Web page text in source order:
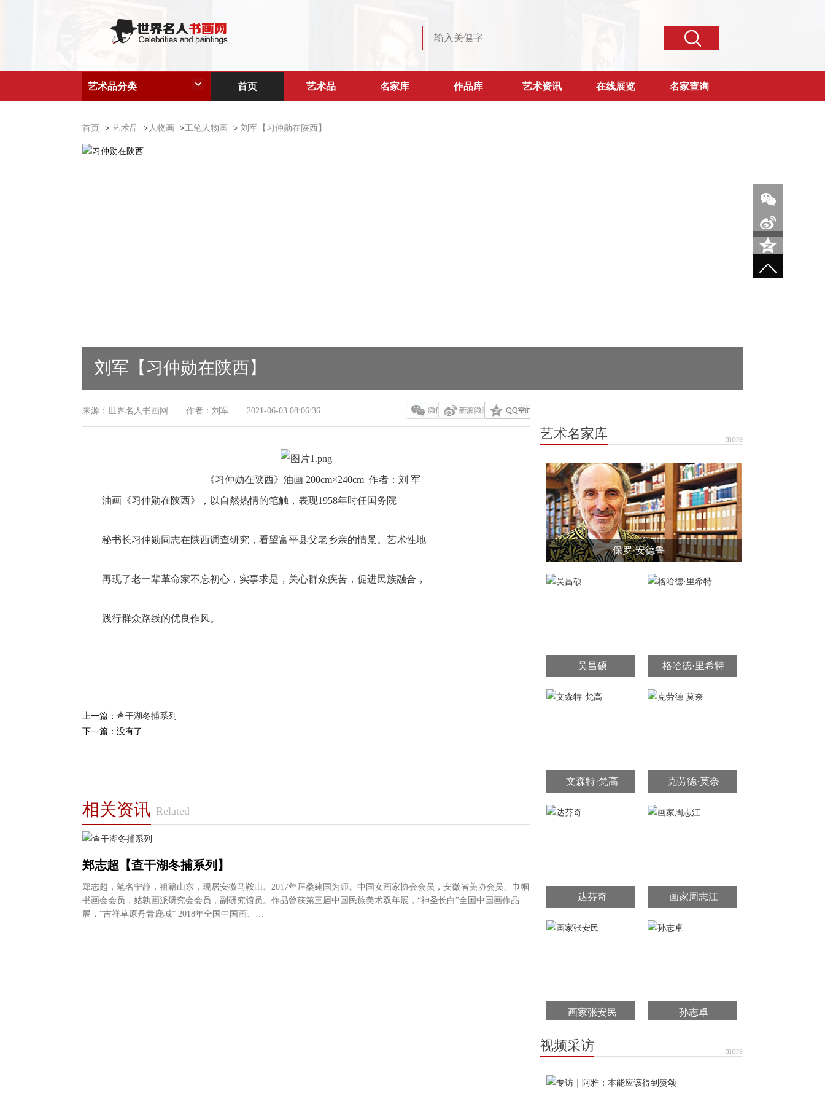
艺术品分类 首页 艺术品 名家库 作品库 艺术资讯 在线展览 名家查询
首页 > 艺术品 >人物画 >工笔人物画 > 刘军【习仲勋在陕西】
刘军【习仲勋在陕西】
来源：世界名人书画网 作者：刘军 2021-06-03 08:06:36
《习仲勋在陕西》油画 200cm×240cm 作者：刘 军
油画 《习仲勋在陕西》，以自然热情的笔触，表现1958年时任国务院
秘书长习仲勋同志在陕西调查研究，看望富平县父老乡亲的情景。艺术性地
再现了老一辈革命家不忘初心，实事求是，关心群众疾苦，促进民族融合，
践行群众路线的优良作风。
上一篇： 查干湖冬捕系列
下一篇：没有了
相关资讯 Related
郑志超【查干湖冬捕系列】
郑志超，笔名宁静，祖籍山东，现居安徽马鞍山。2017年拜桑建国为师。中国女画家协会会员，安徽省美协会员、巾帼
书画会会员，姑孰画派研究会会员，副研究馆员。作品曾获第三届中国民族美术双年展，“神圣长白”全国中国画作品
展，“吉祥草原丹青鹿城” 2018年全国中国画、…
艺术名家库 more
保罗·安德鲁
吴昌硕 格哈德·里希特
文森特·梵高 克劳德·莫奈
达芬奇 画家周志江
画家张安民 孙志卓
视频采访 more